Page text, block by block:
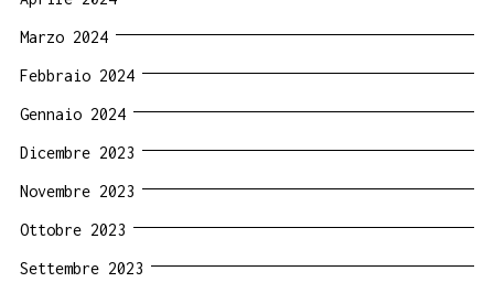
Marzo 2024
Febbraio 2024
Gennaio 2024
Dicembre 2023
Novembre 2023
Ottobre 2023
Settembre 2023